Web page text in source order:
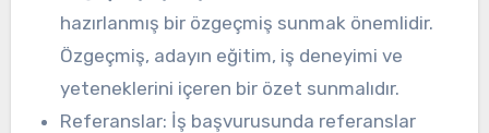
hazırlanmış bir özgeçmiş sunmak önemlidir.
Özgeçmiş, adayın eğitim, iş deneyimi ve
yeteneklerini içeren bir özet sunmalıdır.
Referanslar: İş başvurusunda referanslar